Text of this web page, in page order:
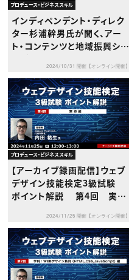
プロデュース・ビジネススキル
インディペンデント・ディレク
ター杉浦幹男氏が聞く、アー
ト・コンテンツと地域振興シリ
ーズ vol.6 障害福祉から創
造する一人ひとりが輝く居場
所
2024/10/31 開催【オンライン開催】
プロデュース・ビジネススキル
【アーカイブ録画配信】ウェブ
デザイン技能検定3級試験
ポイント解説 第4回 実技
2024/11/25 開催【オンライン開催】